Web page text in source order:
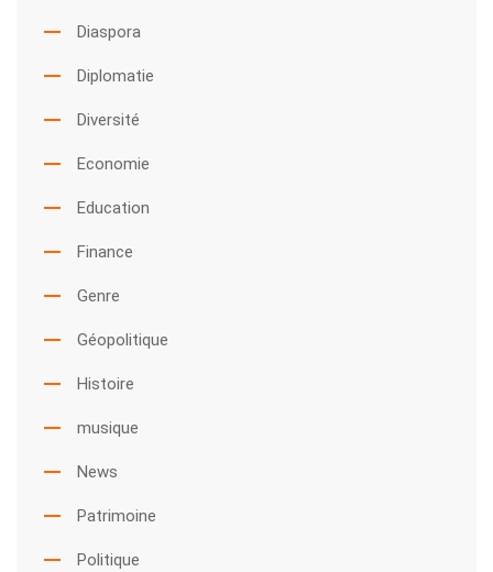
Diaspora
Diplomatie
Diversité
Economie
Education
Finance
Genre
Géopolitique
Histoire
musique
News
Patrimoine
Politique